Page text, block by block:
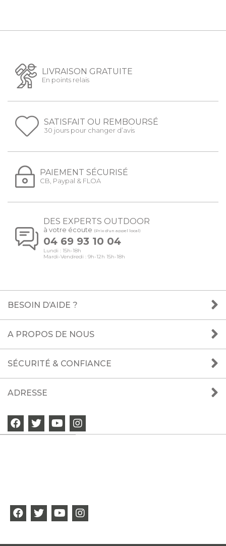
LIVRAISON GRATUITE
En points relais
SATISFAIT OU REMBOURSÉ
30 jours pour changer d’avis
PAIEMENT SÉCURISÉ
CB, Paypal & FLOA
DES EXPERTS OUTDOOR
à votre écoute (Prix d'un appel local)
04 69 93 10 04
Lundi : 15h-18h
Mardi-Vendredi : 9h-12h 15h-18h
BESOIN D’AIDE ?
A PROPOS DE NOUS
SÉCURITÉ & CONFIANCE
ADRESSE